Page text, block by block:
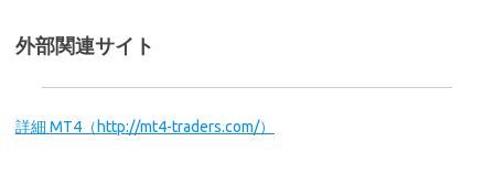
外部関連サイト
詳細 MT4（http://mt4-traders.com/）